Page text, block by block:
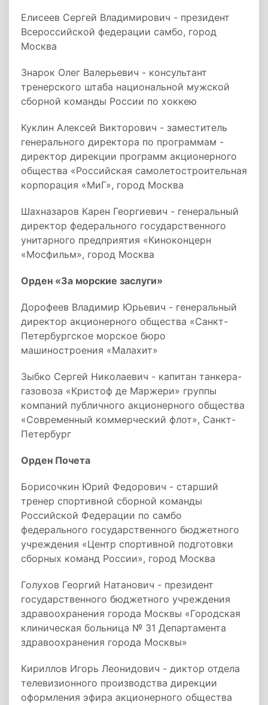
Елисеев Сергей Владимирович - президент
Всероссийской федерации самбо, город
Москва
Знарок Олег Валерьевич - консультант
тренерского штаба национальной мужской
сборной команды России по хоккею
Куклин Алексей Викторович - заместитель
генерального директора по программам -
директор дирекции программ акционерного
общества «Российская самолетостроительная
корпорация «МиГ», город Москва
Шахназаров Карен Георгиевич - генеральный
директор федерального государственного
унитарного предприятия «Киноконцерн
«Мосфильм», город Москва
Орден «За морские заслуги»
Дорофеев Владимир Юрьевич - генеральный
директор акционерного общества «Санкт-
Петербургское морское бюро
машиностроения «Малахит»
Зыбко Сергей Николаевич - капитан танкера-
газовоза «Кристоф де Маржери» группы
компаний публичного акционерного общества
«Современный коммерческий флот», Санкт-
Петербург
Орден Почета
Борисочкин Юрий Федорович - старший
тренер спортивной сборной команды
Российской Федерации по самбо
федерального государственного бюджетного
учреждения «Центр спортивной подготовки
сборных команд России», город Москва
Голухов Георгий Натанович - президент
государственного бюджетного учреждения
здравоохранения города Москвы «Городская
клиническая больница № 31 Департамента
здравоохранения города Москвы»
Кириллов Игорь Леонидович - диктор отдела
телевизионного производства дирекции
оформления эфира акционерного общества